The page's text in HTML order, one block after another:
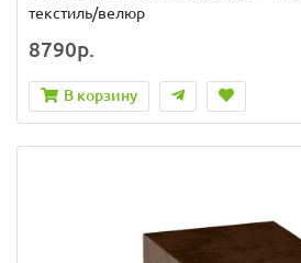
текстиль/велюр
8790р.
В корзину